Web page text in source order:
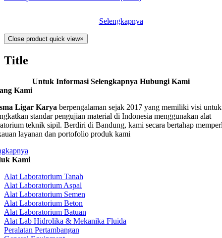
Selengkapnya
Close product quick view×
Title
Untuk Informasi Selengkapnya Hubungi Kami
Kami
Ligar Karya berpengalaman sejak 2017 yang memiliki visi untuk
standar pengujian material di Indonesia menggunakan alat
teknik sipil. Berdiri di Bandung, kami secara bertahap
layanan dan portofolio produk kami
Kami
Alat Laboratorium Tanah
Alat Laboratorium Aspal
Alat Laboratorium Semen
Alat Laboratorium Beton
Alat Laboratorium Batuan
Alat Lab Hidrolika & Mekanika Fluida
Peralatan Pertambangan